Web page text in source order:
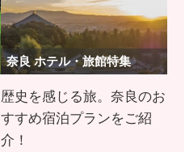
奈良 ホテル・旅館特集
歴史を感じる旅。奈良のお
すすめ宿泊プランをご紹
介！